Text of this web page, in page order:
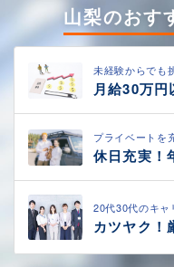
山梨のおす
未経験からでも
月給30万円
プライベートを
休日充実！
20代30代のキャ
カツヤク！